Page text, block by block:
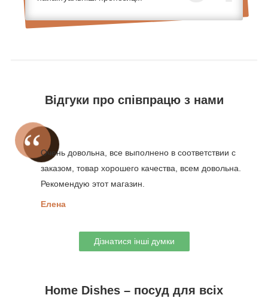
Відгуки про співпрацю з нами
Очень довольна, все выполнено в соответствии с
заказом, товар хорошего качества, всем довольна.
Рекомендую этот магазин.
Елена
Дізнатися інші думки
Home Dishes – посуд для всіх